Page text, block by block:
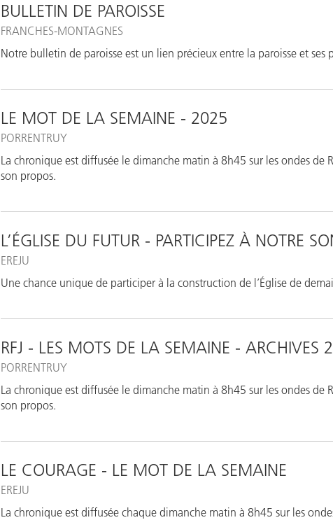
BULLETIN DE PAROISSE
FRANCHES-MONTAGNES
Notre bulletin de paroisse est un lien précieux entre la paroisse et ses
LE MOT DE LA SEMAINE - 2025
PORRENTRUY
La chronique est diffusée le dimanche matin à 8h45 sur les ondes
son propos.
L’ÉGLISE DU FUTUR - PARTICIPEZ À NOTRE
EREJU
Une chance unique de participer à la construction de l’Église de
RFJ - LES MOTS DE LA SEMAINE - ARCHIVES
PORRENTRUY
La chronique est diffusée le dimanche matin à 8h45 sur les ondes
son propos.
LE COURAGE - LE MOT DE LA SEMAINE
EREJU
La chronique est diffusée chaque dimanche matin à 8h45 sur les